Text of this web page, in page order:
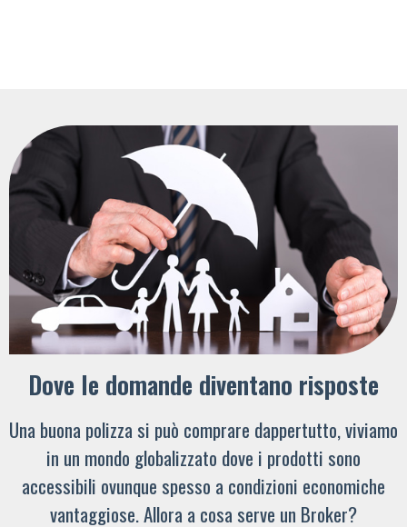
Dove le domande diventano risposte
Una buona polizza si può comprare dappertutto, viviamo
in un mondo globalizzato dove i prodotti sono
accessibili ovunque spesso a condizioni economiche
vantaggiose. Allora a cosa serve un Broker?